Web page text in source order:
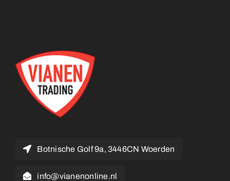
Botnische Golf 9a, 3446CN Woerden
info@vianenonline.nl